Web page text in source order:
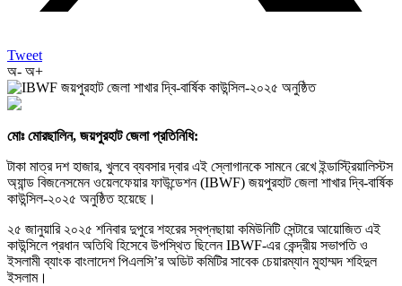
Tweet
অ- অ+
মোঃ মোরছালিন, জয়পুরহাট জেলা প্রতিনিধি:
টাকা মাত্র দশ হাজার, খুলবে ব্যবসার দ্বার এই স্লোগানকে সামনে রেখে ইন্ডাস্ট্রিয়ালিস্টস
অ্যান্ড বিজনেসমেন ওয়েলফেয়ার ফাউন্ডেশন (IBWF) জয়পুরহাট জেলা শাখার দ্বি-বার্ষিক
কাউন্সিল-২০২৫ অনুষ্ঠিত হয়েছে।
২৫ জানুয়ারি ২০২৫ শনিবার দুপুরে শহরের স্বপ্নছায়া কমিউনিটি সেন্টারে আয়োজিত এই
কাউন্সিলে প্রধান অতিথি হিসেবে উপস্থিত ছিলেন IBWF-এর কেন্দ্রীয় সভাপতি ও
ইসলামী ব্যাংক বাংলাদেশ পিএলসি’র অডিট কমিটির সাবেক চেয়ারম্যান মুহাম্মদ শহিদুল
ইসলাম।